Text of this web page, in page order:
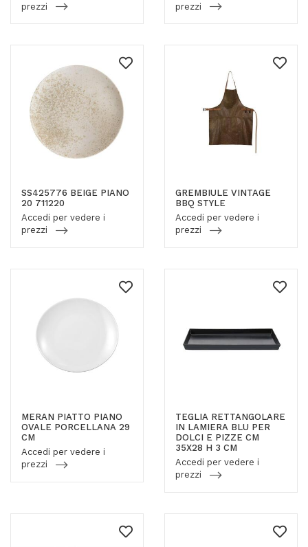
prezzi
prezzi
SS425776 BEIGE PIANO
20 711220
Accedi per vedere i
prezzi
GREMBIULE VINTAGE
BBQ STYLE
Accedi per vedere i
prezzi
MERAN PIATTO PIANO
OVALE PORCELLANA 29
CM
Accedi per vedere i
prezzi
TEGLIA RETTANGOLARE
IN LAMIERA BLU PER
DOLCI E PIZZE CM
35X28 H 3 CM
Accedi per vedere i
prezzi